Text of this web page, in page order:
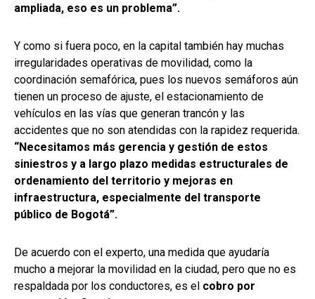
ampliada, eso es un problema”.
Y como si fuera poco, en la capital también hay muchas
irregularidades operativas de movilidad, como la
coordinación semafórica, pues los nuevos semáforos aún
tienen un proceso de ajuste, el estacionamiento de
vehículos en las vías que generan trancón y las
accidentes que no son atendidas con la rapidez requerida.
“Necesitamos más gerencia y gestión de estos
siniestros y a largo plazo medidas estructurales de
ordenamiento del territorio y mejoras en
infraestructura, especialmente del transporte
público de Bogotá”.
De acuerdo con el experto, una medida que ayudaría
mucho a mejorar la movilidad en la ciudad, pero que no es
respaldada por los conductores, es el cobro por